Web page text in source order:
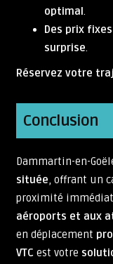
optimal.
Des prix
surprise.
Réservez votre
Conclusion
Dammartin-en-
située, offrant un
proximité
aéroports et aux
en déplacement
VTC est votre